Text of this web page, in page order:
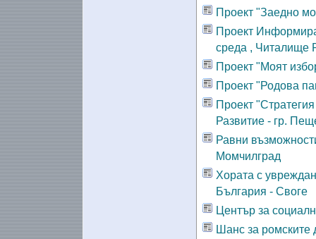
Проект "Заедно
Проект
среда , Читалище
Проект "Моят
Проект "Родова
Проект
Развитие - гр.
Равни
Момчилград
Хората с
България - Своге
Център за
Шанс за ромските